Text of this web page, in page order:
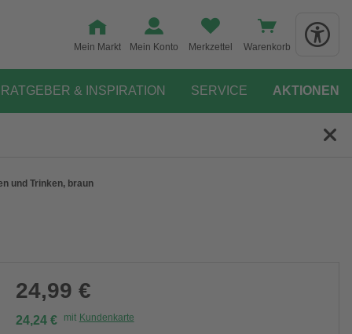
Mein Markt Mein Konto Merkzettel Warenkorb
RATGEBER & INSPIRATION SERVICE AKTIONEN
und Trinken, braun
24,99 €
24,24 € mit Kundenkarte